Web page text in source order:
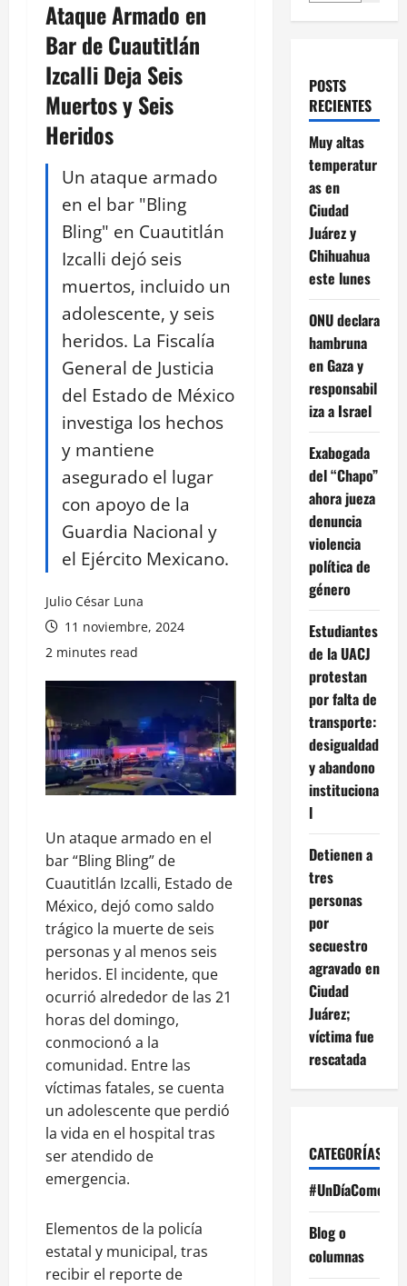
Ataque Armado en
Bar de Cuautitlán
Izcalli Deja Seis
Muertos y Seis
Heridos
Un ataque armado
en el bar "Bling
Bling" en Cuautitlán
Izcalli dejó seis
muertos, incluido un
adolescente, y seis
heridos. La Fiscalía
General de Justicia
del Estado de México
investiga los hechos
y mantiene
asegurado el lugar
con apoyo de la
Guardia Nacional y
el Ejército Mexicano.
Julio César Luna
11 noviembre, 2024
2 minutes read
Un ataque armado en el
bar “Bling Bling” de
Cuautitlán Izcalli, Estado de
México, dejó como saldo
trágico la muerte de seis
personas y al menos seis
heridos. El incidente, que
ocurrió alrededor de las 21
horas del domingo,
conmocionó a la
comunidad. Entre las
víctimas fatales, se cuenta
un adolescente que perdió
la vida en el hospital tras
ser atendido de
emergencia.
Elementos de la policía
estatal y municipal, tras
recibir el reporte de
POSTS
RECIENTES
Muy altas
temperatur
as en
Ciudad
Juárez y
Chihuahua
este lunes
ONU declara
hambruna
en Gaza y
responsabil
iza a Israel
Exabogada
del “Chapo”
ahora jueza
denuncia
violencia
política de
género
Estudiantes
de la UACJ
protestan
por falta de
transporte:
desigualdad
y abandono
instituciona
l
Detienen a
tres
personas
por
secuestro
agravado en
Ciudad
Juárez;
víctima fue
rescatada
CATEGORÍAS
#UnDíaComoHoy
Blog o
columnas